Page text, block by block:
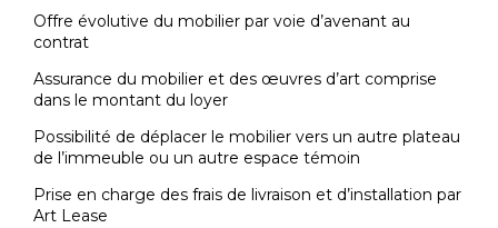
Offre évolutive du mobilier par voie d’avenant au
contrat
Assurance du mobilier et des œuvres d’art comprise
dans le montant du loyer
Possibilité de déplacer le mobilier vers un autre plateau
de l’immeuble ou un autre espace témoin
Prise en charge des frais de livraison et d’installation par
Art Lease